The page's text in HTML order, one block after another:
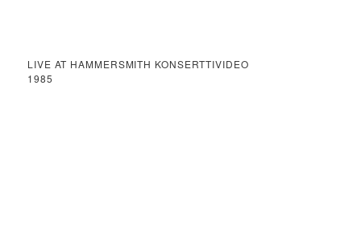
LIVE AT HAMMERSMITH KONSERTTIVIDEO
1985